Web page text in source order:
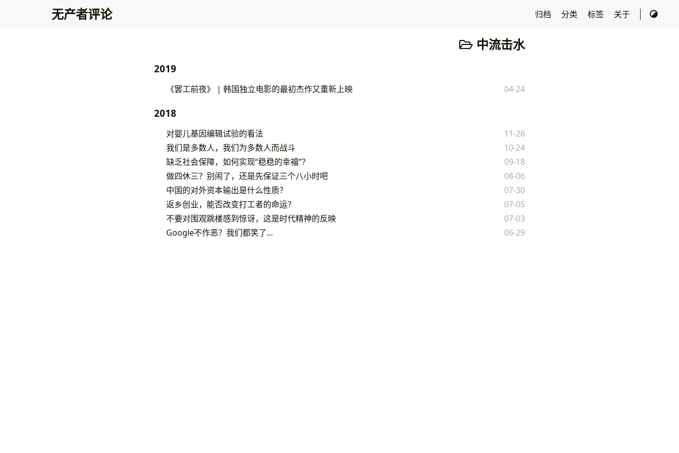
无产者评论 归档 分类 标签 关于
中流击水
2019
《罢工前夜》 | 韩国独立电影的最初杰作又重新上映 04-24
2018
对婴儿基因编辑试验的看法
11-26
我们是多数人，我们为多数人而战斗
10-24
缺乏社会保障，如何实现“稳稳的幸福”？
09-18
做四休三？别闹了，还是先保证三个八小时吧
08-06
中国的对外资本输出是什么性质？
07-30
返乡创业，能否改变打工者的命运？
07-05
不要对围观跳楼感到惊讶，这是时代精神的反映
07-03
Google不作恶？我们都笑了...
06-29